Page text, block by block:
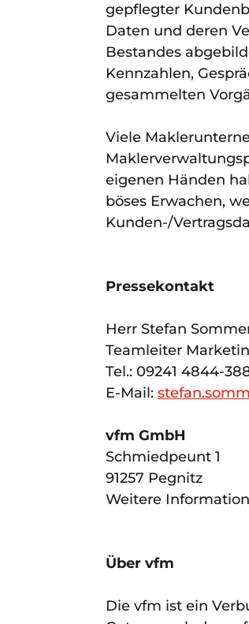
gepflegter
Daten und deren
Bestandes
Kennzahlen,
gesammelten
Viele
eigenen Händen
böses Erwachen,
Kunden-/
Pressekontakt
Herr Stefan
Teamleiter
Tel.: 09241 4844-
E-Mail:
vfm GmbH
Schmiedpeunt 1
91257 Pegnitz
Weitere
Über vfm
Die vfm ist ein